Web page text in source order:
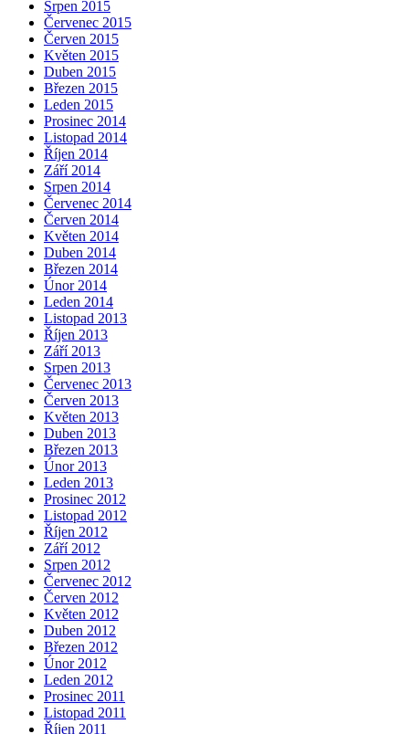
Srpen 2015
Červenec 2015
Červen 2015
Květen 2015
Duben 2015
Březen 2015
Leden 2015
Prosinec 2014
Listopad 2014
Říjen 2014
Září 2014
Srpen 2014
Červenec 2014
Červen 2014
Květen 2014
Duben 2014
Březen 2014
Únor 2014
Leden 2014
Listopad 2013
Říjen 2013
Září 2013
Srpen 2013
Červenec 2013
Červen 2013
Květen 2013
Duben 2013
Březen 2013
Únor 2013
Leden 2013
Prosinec 2012
Listopad 2012
Říjen 2012
Září 2012
Srpen 2012
Červenec 2012
Červen 2012
Květen 2012
Duben 2012
Březen 2012
Únor 2012
Leden 2012
Prosinec 2011
Listopad 2011
Říjen 2011